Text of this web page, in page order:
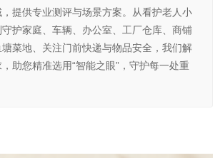
提供专业测评与场景方案。从看护老人小
护家庭、车辆、办公室、工厂仓库、商铺
菜地、关注门前快递与物品安全，我们解
助您精准选用“智能之眼”，守护每一处重